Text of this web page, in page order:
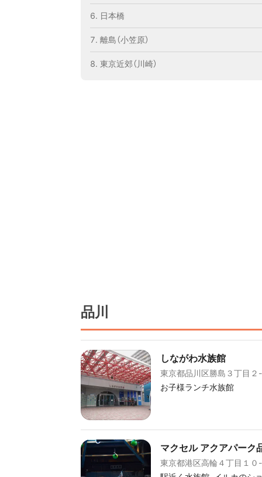
日本橋
離島（小笠原）
東京近郊（川崎）
品川
しながわ水族館
東京都品川区勝島３丁目２
お子様ランチ水族館
マクセル アクアパーク
東京都港区高輪４丁目１